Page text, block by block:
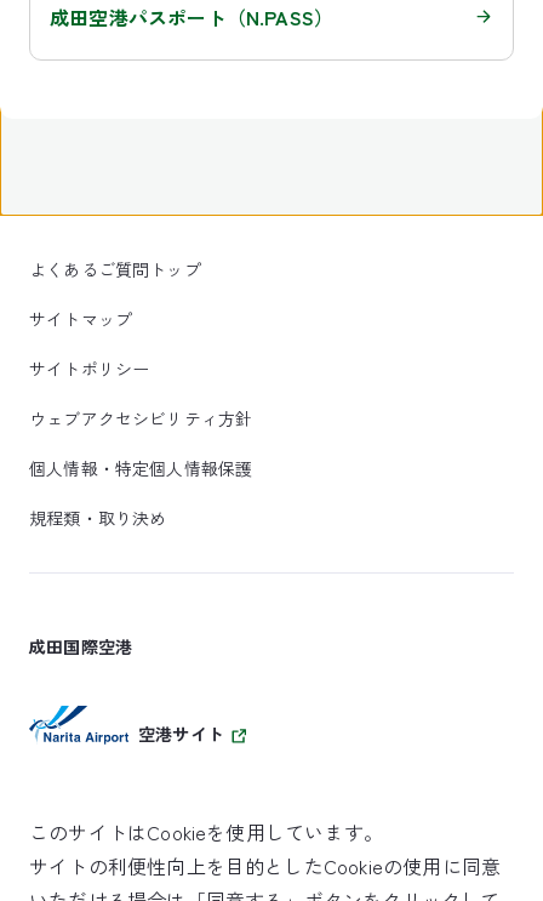
成田空港パスポート（N.PASS）
よくあるご質問トップ
サイトマップ
サイトポリシー
ウェブアクセシビリティ方針
個人情報・特定個人情報保護
規程類・取り決め
成田国際空港
空港サイト
SKYTRAX
このサイトはCookieを使用しています。
サイトの利便性向上を目的としたCookieの使用に同意